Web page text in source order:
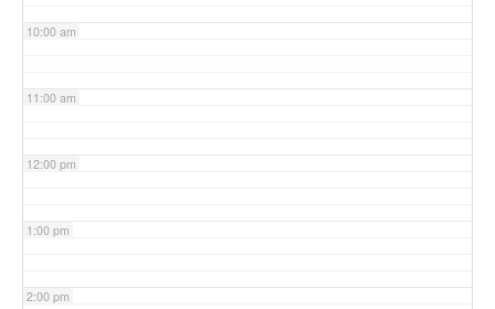
10:00 am
11:00 am
12:00 pm
1:00 pm
2:00 pm